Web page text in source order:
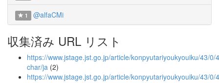
1 @alfaCMi
収集済み URL リスト
https://www.jstage.jst.go.jp/article/konpyutariyoukyouiku/43/0/
char/ja (2)
https://www.jstage.jst.go.jp/article/konpyutariyoukyouiku/43/0/